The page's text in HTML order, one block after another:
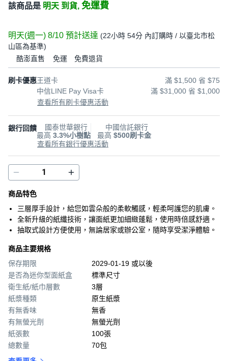
該商品是 明天 到貨, 免運費
明天(週一) 8/10 預計送達 (22小時 54分 內訂購時 / 以臺北市松
山區為基準)
酷澎直售 免運 免費退貨
刷卡優惠王道卡
滿 $1,500 省 $75
中信LINE Pay Visa卡
滿 $31,000 省 $1,000
查看所有刷卡優惠活動
銀行回饋
國泰世華銀行
最高 3.3%小樹點
中國信託銀行
最高 $500刷卡金
查看所有銀行優惠活動
商品特色
三層厚手設計，給您如雲朵般的柔軟觸感，輕柔呵護您的肌膚。
全新升級的紙纖技術，讓面紙更加細緻蓬鬆，使用時倍感舒適。
抽取式設計方便使用，無論居家或辦公室，隨時享受潔淨體驗。
商品主要規格
保存期限
2029-01-19 或以後
是否為迷你型面紙盒
標準尺寸
衛生紙/紙巾層數
3層
紙漿種類
原生紙漿
有無香味
無香
有無螢光劑
無螢光劑
紙張數
100張
總數量
70包